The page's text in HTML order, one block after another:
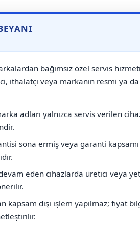
bağımsız özel servis
ithalatçı veya markanın resmi ya
adları yalnızca servis verilen
sona ermiş veya garanti kapsamı
eden cihazlarda üretici veya
kapsam dışı işlem yapılmaz; fiyat
⚠️ Markadan Bağımsız
geçerek Samsung